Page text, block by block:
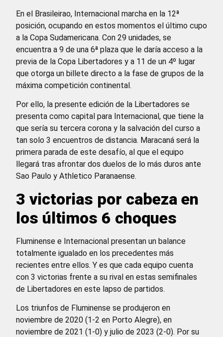
En el Brasileirao, Internacional marcha en la 12ª
posición, ocupando en estos momentos el último cupo
a la Copa Sudamericana. Con 29 unidades, se
encuentra a 9 de una 6ª plaza que le daría acceso a la
previa de la Copa Libertadores y a 11 de un 4º lugar
que otorga un billete directo a la fase de grupos de la
máxima competición continental.
Por ello, la presente edición de la Libertadores se
presenta como capital para Internacional, que tiene la
que sería su tercera corona y la salvación del curso a
tan solo 3 encuentros de distancia. Maracaná será la
primera parada de este desafío, al que el equipo
llegará tras afrontar dos duelos de lo más duros ante
Sao Paulo y Athletico Paranaense.
3 victorias por cabeza en
los últimos 6 choques
Fluminense e Internacional presentan un balance
totalmente igualado en los precedentes más
recientes entre ellos. Y es que cada equipo cuenta
con 3 victorias frente a su rival en estas semifinales
de Libertadores en este lapso de partidos.
Los triunfos de Fluminense se produjeron en
noviembre de 2020 (1-2 en Porto Alegre), en
noviembre de 2021 (1-0) y julio de 2023 (2-0). Por su